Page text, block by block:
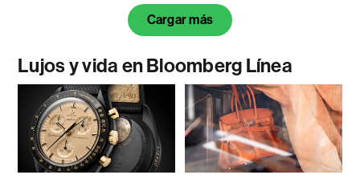
Cargar más
Lujos y vida en Bloomberg Línea